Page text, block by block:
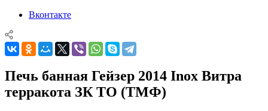
Вконтакте
Печь банная Гейзер 2014 Inox Витра
терракота ЗК ТО (ТМФ)